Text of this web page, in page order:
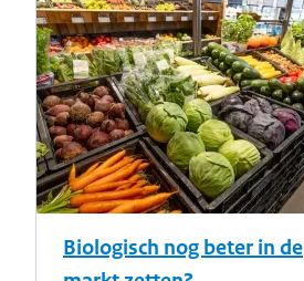
Biologisch nog beter in de